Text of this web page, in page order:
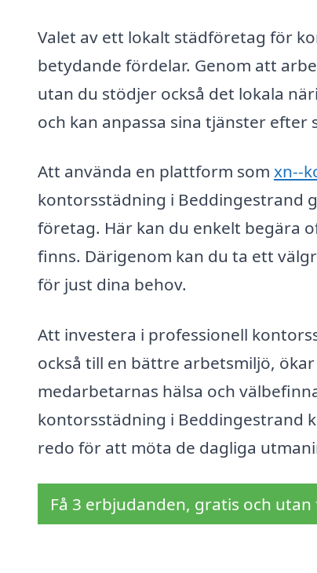
Valet av ett lokalt städföretag för
betydande fördelar. Genom att
utan du stödjer också det lokala
och kan anpassa sina tjänster
Att använda en plattform som xn--
kontorsstädning i Beddingestrand
företag. Här kan du enkelt begära
finns. Därigenom kan du ta ett
för just dina behov.
Att investera i professionell
också till en bättre arbetsmiljö,
medarbetarnas hälsa och
kontorsstädning i Beddingestrand
redo för att möta de dagliga
Få 3 erbjudanden, gratis och